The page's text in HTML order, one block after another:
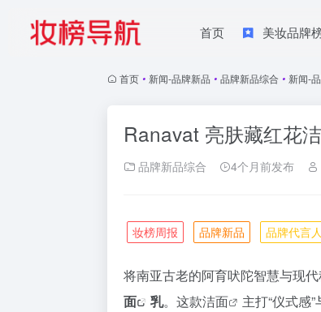
首页 美妆品牌
首页 • 新闻-品牌新品 • 品牌新品综合 • 新闻-
Ranavat 亮肤藏红花
品牌新品综合 4个月前发布
妆榜周报 品牌新品 品牌代言人
将南亚古老的阿育吠陀智慧与现
面
乳。这款洁面 主打“仪式感”